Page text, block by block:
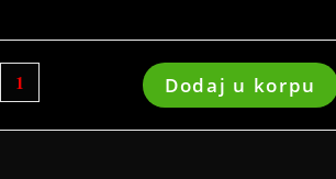
Dodaj u korpu